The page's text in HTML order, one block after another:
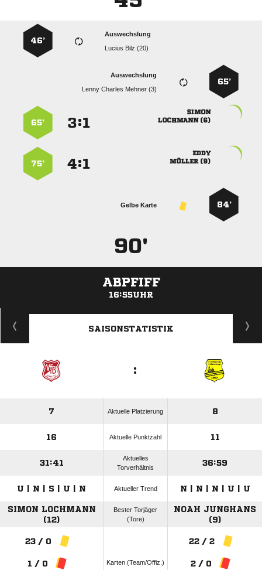
Auswechslung
  
46’
65’
Auswechslung
   

 
:
65’

 
:
75’
84’
Gelbe Karte
90'
ABPFIFF
16:55UHR
ANZEIGE
SAISONSTATISTIK
:
7 Aktuelle Platzierung 8
16 Aktuelle Punktzahl 11
31:41
Aktuelles
Torverhältnis
36:59
U | N | S | U | N Aktueller Trend N | N | N | U | U
SIMON LOCHMANN
(12)
Bester Torjäger
(Tore)
NOAH JUNGHANS
(9)
23 / 0
1 / 0 Karten (Team/Offiz.)
22 / 2
2 / 0